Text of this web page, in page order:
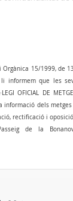
15/1999, de
informem que les
OFICIAL DE
dels
rectificació i
de la